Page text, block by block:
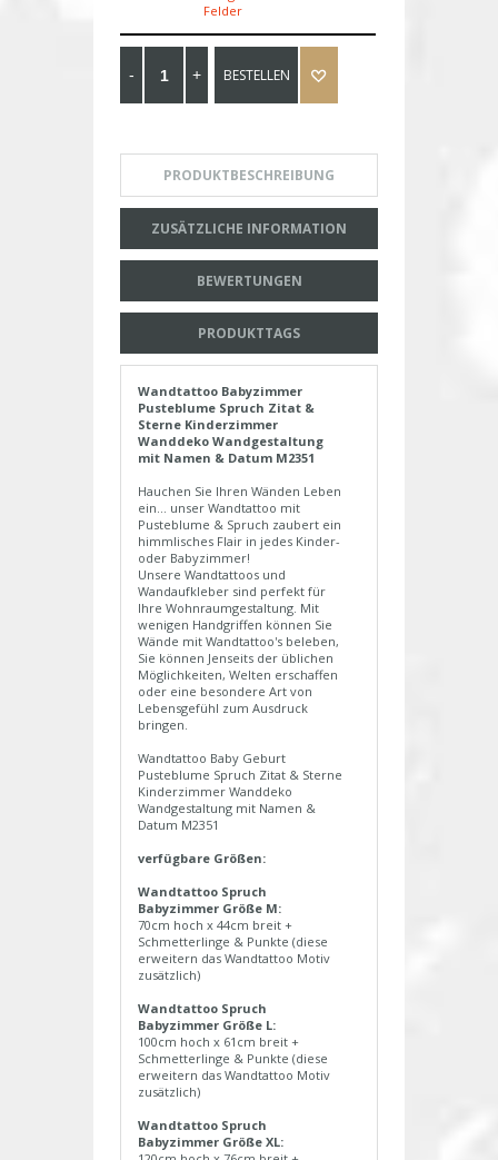
Felder
BESTELLEN
PRODUKTBESCHREIBUNG
ZUSÄTZLICHE INFORMATION
BEWERTUNGEN
PRODUKTTAGS
Wandtattoo Babyzimmer
Pusteblume Spruch Zitat &
Sterne Kinderzimmer
Wanddeko Wandgestaltung
mit Namen & Datum M2351
Hauchen Sie Ihren Wänden Leben
ein... unser Wandtattoo mit
Pusteblume & Spruch zaubert ein
himmlisches Flair in jedes Kinder-
oder Babyzimmer!
Unsere Wandtattoos und
Wandaufkleber sind perfekt für
Ihre Wohnraumgestaltung. Mit
wenigen Handgriffen können Sie
Wände mit Wandtattoo's beleben,
Sie können Jenseits der üblichen
Möglichkeiten, Welten erschaffen
oder eine besondere Art von
Lebensgefühl zum Ausdruck
bringen.
Wandtattoo Baby Geburt
Pusteblume Spruch Zitat & Sterne
Kinderzimmer Wanddeko
Wandgestaltung mit Namen &
Datum M2351
verfügbare Größen:
Wandtattoo Spruch
Babyzimmer Größe M:
70cm hoch x 44cm breit +
Schmetterlinge & Punkte (diese
erweitern das Wandtattoo Motiv
zusätzlich)
Wandtattoo Spruch
Babyzimmer Größe L:
100cm hoch x 61cm breit +
Schmetterlinge & Punkte (diese
erweitern das Wandtattoo Motiv
zusätzlich)
Wandtattoo Spruch
Babyzimmer Größe XL: